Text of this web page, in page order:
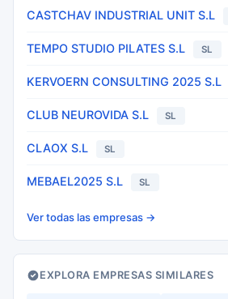
CASTCHAV INDUSTRIAL UNIT S.L
TEMPO STUDIO PILATES S.L SL
KERVOERN CONSULTING 2025 S.L
CLUB NEUROVIDA S.L SL
CLAOX S.L SL
MEBAEL2025 S.L SL
Ver todas las empresas →
EXPLORA EMPRESAS SIMILARES